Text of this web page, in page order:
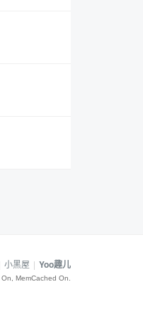
小黑屋 | Yoo趣儿
MemCached On.